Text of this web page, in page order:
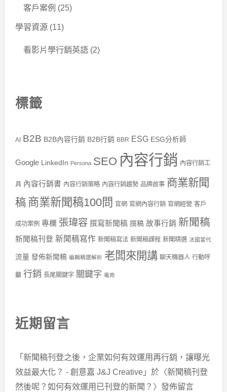
客戶案例 (25)
學習資源 (11)
看影片學行銷英語 (2)
標籤
AI B2B B2B內容行銷 B2B行銷 BBR ESG ESG分析師
Google LinkedIn Persona SEO 內容行銷 內容行銷工
具 內容行銷書 內容行銷策略 內容行銷趨勢 品牌故事 商業新聞
稿 商業新聞稿100問 官網 官網內容行銷 官網經營 客戶
成功案例 專欄 張瑋容 撰寫新聞稿 撰稿 故事行銷 新聞稿
新聞稿刊登 新聞稿寫作 新聞稿寫法 新聞稿課程 新聞精選 法國當代
流量 發佈新聞稿 編輯精選解析 老闆來開講 聊天機器人 行動呼
籲 行銷 長尾關鍵字 關鍵字 電商
近期留言
「 新聞稿刊登之後，企業如何有效運用再行銷，讓曝光
效益最大化？ - 創意嘉 J&J Creative 」於〈新聞稿刊登
然後呢？如何有效運用已刊登的新聞？ 〉發佈留言